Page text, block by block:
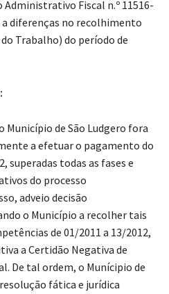
Fiscal n.º 11516-
diferenças no recolhimento
Trabalho) do período de
Município de São Ludgero fora
a efetuar o pagamento do
superadas todas as fases e
do processo
adveio decisão
o Município a recolher tais
de 01/2011 a 13/2012,
a Certidão Negativa de
De tal ordem, o Munícipio de
fática e jurídica